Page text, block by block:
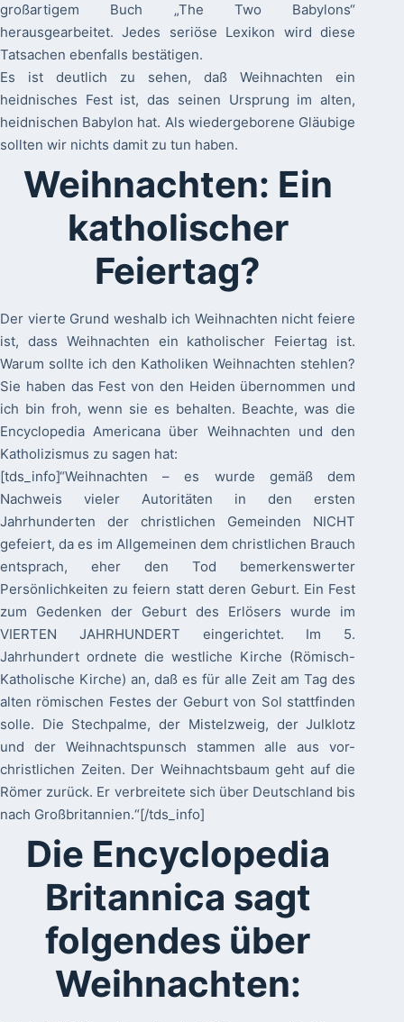
großartigem Buch „The Two Babylons“
herausgearbeitet. Jedes seriöse Lexikon wird diese
Tatsachen ebenfalls bestätigen.
Es ist deutlich zu sehen, daß Weihnachten ein
heidnisches Fest ist, das seinen Ursprung im alten,
heidnischen Babylon hat. Als wiedergeborene Gläubige
sollten wir nichts damit zu tun haben.
Weihnachten: Ein
katholischer
Feiertag?
Der vierte Grund weshalb ich Weihnachten nicht feiere
ist, dass Weihnachten ein katholischer Feiertag ist.
Warum sollte ich den Katholiken Weihnachten stehlen?
Sie haben das Fest von den Heiden übernommen und
ich bin froh, wenn sie es behalten. Beachte, was die
Encyclopedia Americana über Weihnachten und den
Katholizismus zu sagen hat:
[tds_info]“Weihnachten – es wurde gemäß dem
Nachweis vieler Autoritäten in den ersten
Jahrhunderten der christlichen Gemeinden NICHT
gefeiert, da es im Allgemeinen dem christlichen Brauch
entsprach, eher den Tod bemerkenswerter
Persönlichkeiten zu feiern statt deren Geburt. Ein Fest
zum Gedenken der Geburt des Erlösers wurde im
VIERTEN JAHRHUNDERT eingerichtet. Im 5.
Jahrhundert ordnete die westliche Kirche (Römisch-
Katholische Kirche) an, daß es für alle Zeit am Tag des
alten römischen Festes der Geburt von Sol stattfinden
solle. Die Stechpalme, der Mistelzweig, der Julklotz
und der Weihnachtspunsch stammen alle aus vor-
christlichen Zeiten. Der Weihnachtsbaum geht auf die
Römer zurück. Er verbreitete sich über Deutschland bis
nach Großbritannien.“[/tds_info]
Die Encyclopedia
Britannica sagt
folgendes über
Weihnachten: